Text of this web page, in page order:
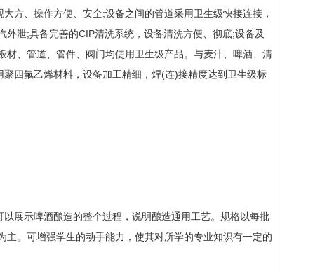
方、操作方便、安全;设备之间的管道采用卫生级快接连接，
泄;具备完善的CIP清洗系统，设备清洗方便、彻底;设备及
、管道、管件、阀门均使用卫生级产品。与麦汁、啤酒、清
四氟乙烯材料，设备加工精细，焊(连)接精度达到卫生级标
展示啤酒酿造的整个过程，说明酿造通用工艺。规格以每批
。可增强学生的动手能力，使其对所学的专业知识有一定的